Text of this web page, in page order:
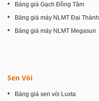
Bảng giá Gạch Đồng Tâm
Bảng giá máy NLMT Đại Thành
Bảng giá máy NLMT Megasun
Sen Vòi
Bảng giá sen vòi Luxta